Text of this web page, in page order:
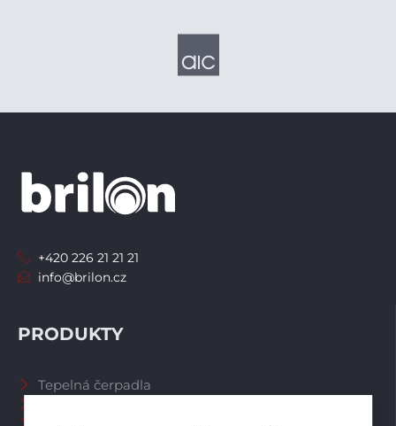
PRODUKTY
Tepelná čerpadla
+420 226 21 21 21
info@brilon.cz